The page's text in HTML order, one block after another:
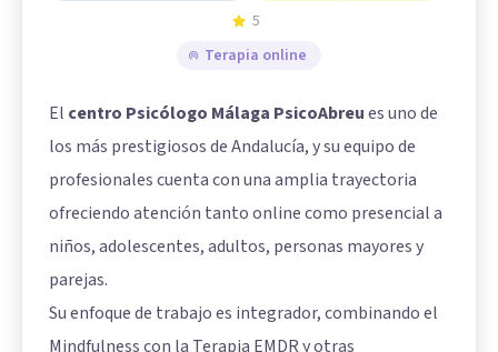
5
Terapia online
El centro Psicólogo Málaga PsicoAbreues uno de
los más prestigiosos de Andalucía, y su equipo de
profesionales cuenta con una amplia trayectoria
ofreciendo atención tanto online como presencial a
niños, adolescentes, adultos, personas mayores y
parejas.
Su enfoque de trabajo es integrador, combinando el
Mindfulness con la Terapia EMDR y otras